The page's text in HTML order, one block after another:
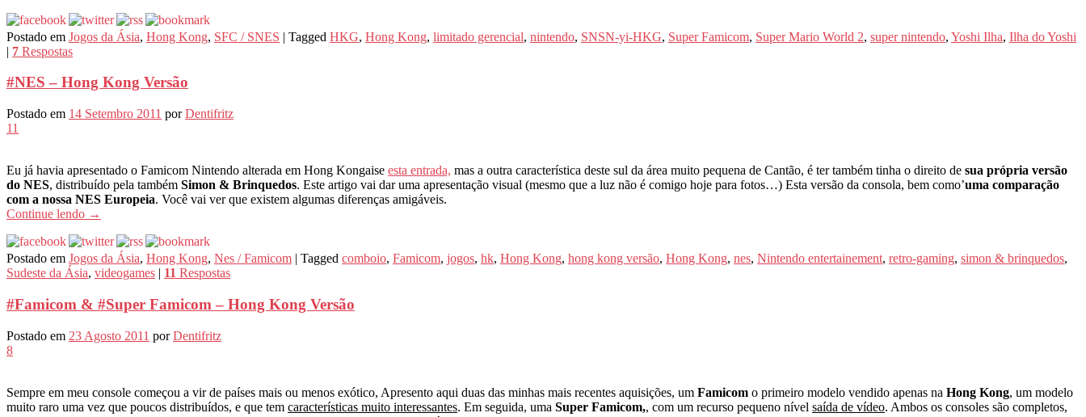
Postado em Jogos da Ásia, Hong Kong, SFC / SNES | Tagged HKG, Hong Kong, limitado gerencial, nintendo, SNSN-yi-HKG, Super Famicom, Super Mario World 2, super nintendo, Yoshi Ilha, Ilha do Yoshi
| 7 Respostas
#NES – Hong Kong Versão
Postado em 14 Setembro 2011 porDentifritz
11
Eu já havia apresentado o Famicom Nintendo alterada em Hong Kongaise esta entrada, mas a outra característica deste sul da área muito pequena de Cantão, é ter também tinha o direito de sua própria versão
do NES, distribuído pela também Simon & Brinquedos. Este artigo vai dar uma apresentação visual (mesmo que a luz não é comigo hoje para fotos…) Esta versão da consola, bem como’uma comparação
com a nossa NES Europeia. Você vai ver que existem algumas diferenças amigáveis.
Continue lendo →
Postado em Jogos da Ásia, Hong Kong, Nes / Famicom | Tagged comboio, Famicom, jogos, hk, Hong Kong, hong kong versão, Hong Kong, nes, Nintendo entertainement, retro-gaming, simon & brinquedos,
Sudeste da Ásia, videogames | 11 Respostas
#Famicom & #Super Famicom – Hong Kong Versão
Postado em 23 Agosto 2011 porDentifritz
8
Sempre em meu console começou a vir de países mais ou menos exótico, Apresento aqui duas das minhas mais recentes aquisições, um Famicom o primeiro modelo vendido apenas na Hong Kong, um modelo
muito raro uma vez que poucos distribuídos, e que tem características muito interessantes. Em seguida, uma Super Famicom,, com um recurso pequeno nível saída de vídeo. Ambos os consoles são completos,